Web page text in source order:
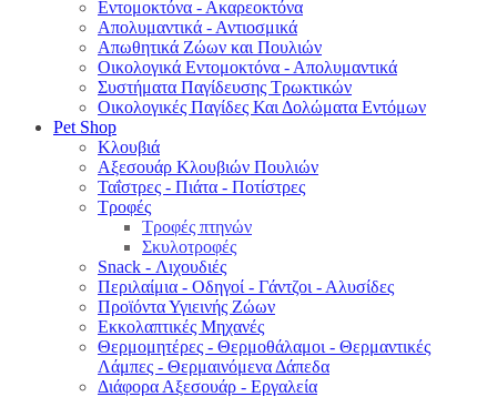
Εντομοκτόνα - Ακαρεοκτόνα
Απολυμαντικά - Αντιοσμικά
Απωθητικά Ζώων και Πουλιών
Οικολογικά Εντομοκτόνα - Απολυμαντικά
Συστήματα Παγίδευσης Τρωκτικών
Οικολογικές Παγίδες Και Δολώματα Εντόμων
Pet Shop
Κλουβιά
Αξεσουάρ Κλουβιών Πουλιών
Ταΐστρες - Πιάτα - Ποτίστρες
Τροφές
Τροφές πτηνών
Σκυλοτροφές
Snack - Λιχουδιές
Περιλαίμια - Οδηγοί - Γάντζοι - Αλυσίδες
Προϊόντα Υγιεινής Ζώων
Εκκολαπτικές Μηχανές
Θερμομητέρες - Θερμοθάλαμοι - Θερμαντικές
Λάμπες - Θερμαινόμενα Δάπεδα
Διάφορα Αξεσουάρ - Εργαλεία